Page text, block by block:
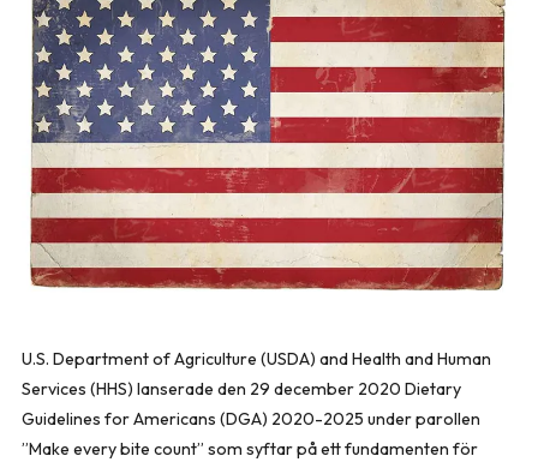
U.S. Department of Agriculture (USDA) and Health and Human
Services (HHS) lanserade den 29 december 2020 Dietary
Guidelines for Americans (DGA) 2020-2025 under parollen
”Make every bite count” som syftar på ett fundamenten för